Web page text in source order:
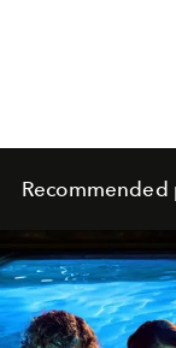
Recommended